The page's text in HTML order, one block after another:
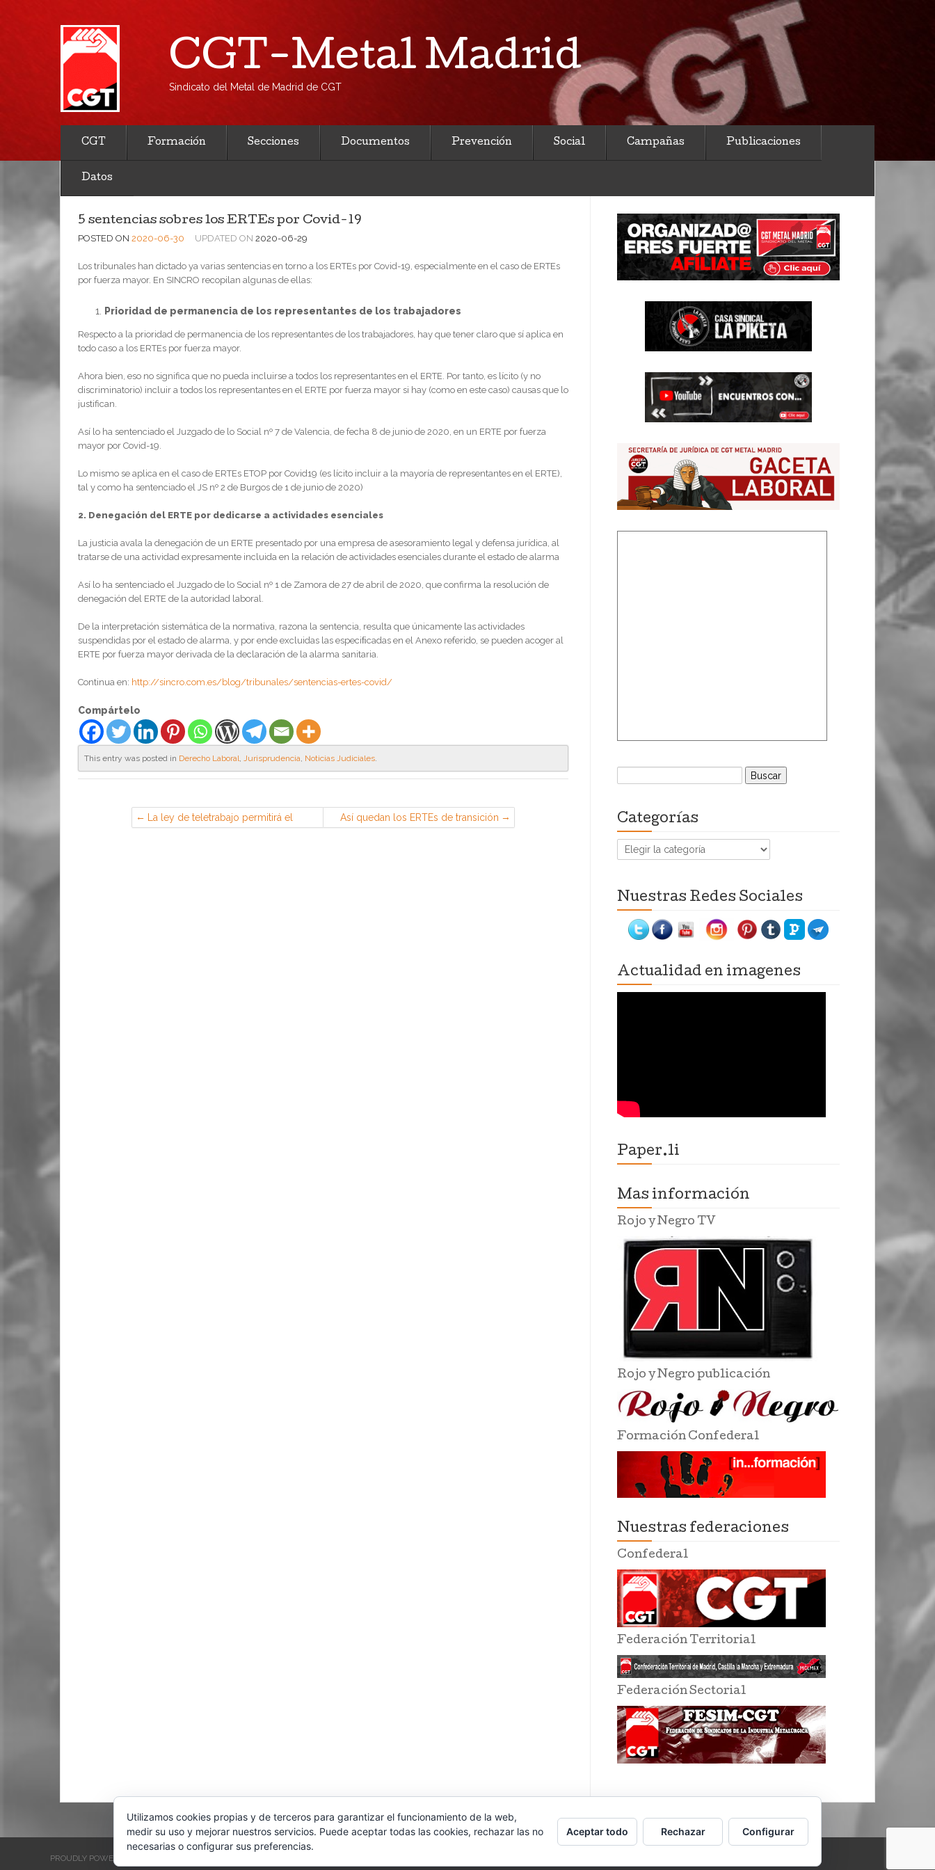
CGT-Metal Madrid
Sindicato del Metal de Madrid de CGT
CGT Formación Secciones Documentos Prevención Social Campañas Publicaciones
Datos
5 sentencias sobres los ERTEs por Covid-19
POSTED ON 2020-06-30 UPDATED ON 2020-06-29
Los tribunales han dictado ya varias sentencias en torno a los ERTEs por Covid-19, especialmente en el caso de ERTEs
por fuerza mayor. En SINCRO recopilan algunas de ellas:
Prioridad de permanencia de los representantes de los trabajadores
Respecto a la prioridad de permanencia de los representantes de los trabajadores, hay que tener claro que sí aplica en
todo caso a los ERTEs por fuerza mayor.
Ahora bien, eso no significa que no pueda incluirse a todos los representantes en el ERTE. Por tanto, es lícito (y no
discriminatorio) incluir a todos los representantes en el ERTE por fuerza mayor si hay (como en este caso) causas que lo
justifican.
Así lo ha sentenciado el Juzgado de lo Social nº 7 de Valencia, de fecha 8 de junio de 2020, en un ERTE por fuerza
mayor por Covid-19.
Lo mismo se aplica en el caso de ERTEs ETOP por Covid19 (es lícito incluir a la mayoría de representantes en el ERTE),
tal y como ha sentenciado el JS nº 2 de Burgos de 1 de junio de 2020)
2. Denegación del ERTE por dedicarse a actividades esenciales
La justicia avala la denegación de un ERTE presentado por una empresa de asesoramiento legal y defensa jurídica, al
tratarse de una actividad expresamente incluida en la relación de actividades esenciales durante el estado de alarma
Así lo ha sentenciado el Juzgado de lo Social nº 1 de Zamora de 27 de abril de 2020, que confirma la resolución de
denegación del ERTE de la autoridad laboral.
De la interpretación sistemática de la normativa, razona la sentencia, resulta que únicamente las actividades
suspendidas por el estado de alarma, y por ende excluidas las especiﬁcadas en el Anexo referido, se pueden acoger al
ERTE por fuerza mayor derivada de la declaración de la alarma sanitaria.
Continua en: http://sincro.com.es/blog/tribunales/sentencias-ertes-covid/
Compártelo
This entry was posted in Derecho Laboral, Jurisprudencia, Noticias Judiciales.
La ley de teletrabajo permitirá el
«horario flexible» a trabajadores y
Así quedan los ERTEs de transición
hasta el 30 de septiembre (hoy en
Buscar:
Categorías
Categorías
Nuestras Redes Sociales
Actualidad en imagenes
Paper.li
Mas información
Rojo y Negro TV
Rojo y Negro publicación
Formación Confederal
Nuestras federaciones
Confederal
Federación Territorial
Federación Sectorial
PROUDLY POWERED BY WORDPRESS
Utilizamos cookies propias y de terceros para garantizar el funcionamiento de la web,
medir su uso y mejorar nuestros servicios. Puede aceptar todas las cookies, rechazar las no
necesarias o configurar sus preferencias.
Aceptar todo Rechazar Configurar